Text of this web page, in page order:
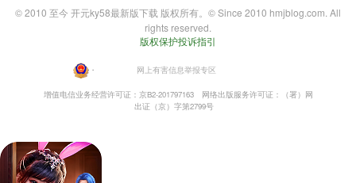
© 2010 至今 开元ky58最新版下载 版权所有。© Since 2010 hmjblog.com. All
rights reserved.
版权保护投诉指引
・ 网上有害信息举报专区
增值电信业务经营许可证：京B2-201797163
网络出版服务许可证：（署）网
出证（京）字第2799号